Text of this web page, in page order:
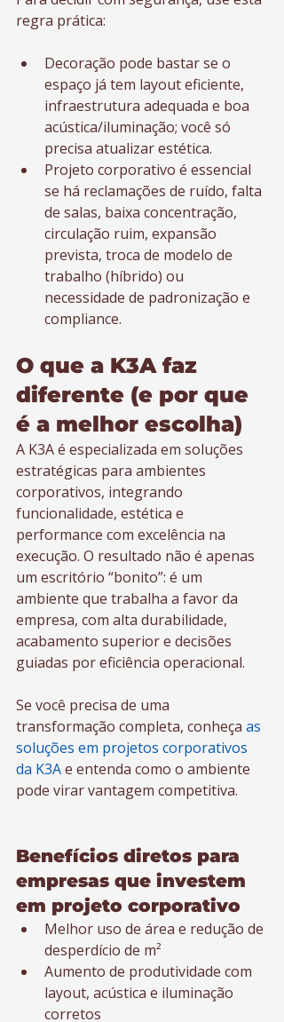
regra prática:
Decoração pode bastar se o
espaço já tem layout eficiente,
infraestrutura adequada e boa
acústica/iluminação; você só
precisa atualizar estética.
Projeto corporativo é essencial
se há reclamações de ruído, falta
de salas, baixa concentração,
circulação ruim, expansão
prevista, troca de modelo de
trabalho (híbrido) ou
necessidade de padronização e
compliance.
O que a K3A faz
diferente (e por que
é a melhor escolha)
A K3A é especializada em soluções
estratégicas para ambientes
corporativos, integrando
funcionalidade, estética e
performance com excelência na
execução. O resultado não é apenas
um escritório “bonito”: é um
ambiente que trabalha a favor da
empresa, com alta durabilidade,
acabamento superior e decisões
guiadas por eficiência operacional.
Se você precisa de uma
transformação completa, conheça as
soluções em projetos corporativos
da K3A e entenda como o ambiente
pode virar vantagem competitiva.
Benefícios diretos para
empresas que investem
em projeto corporativo
Melhor uso de área e redução de
desperdício de m²
Aumento de produtividade com
layout, acústica e iluminação
corretos